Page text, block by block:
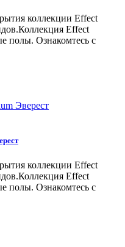
коллекции Effect
Effect
полы. Ознакомтесь с
коллекции Effect
Effect
полы. Ознакомтесь с